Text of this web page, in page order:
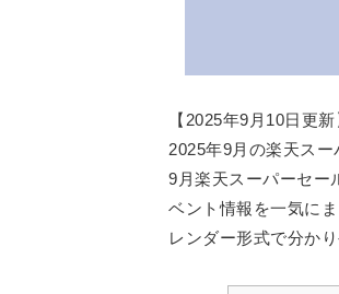
【 2025年9月10日更新
2025年9月の楽天スー
9月楽天スーパーセー
ベント情報を一気に
レンダー形式で分か